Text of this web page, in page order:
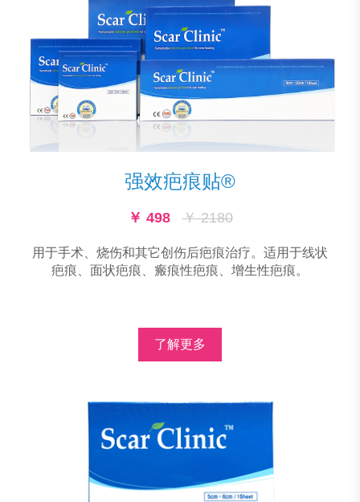
强效疤痕贴®
￥ 498 ￥ 2180
用于手术、烧伤和其它创伤后疤痕治疗。适用于线状
疤痕、面状疤痕、瘢痕性疤痕、增生性疤痕。
了解更多